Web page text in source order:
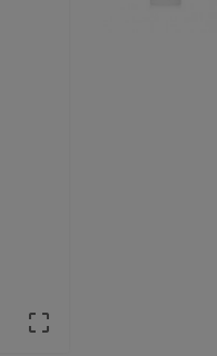
